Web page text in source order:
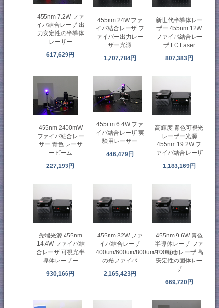
455nm 7.2W ファ
イバ結合レーザ 出
力安定性の半導体
レーザー
617,629円
455nm 24W ファ
イバ結合レーザ フ
ァイバー出力レー
ザー光源
1,707,784円
新世代半導体レー
ザー 455nm 12W
ファイバ結合レー
ザ FC Laser
807,383円
455nm 2400mW
ファイバ結合レー
ザー 青色 レーザ
ービーム
227,193円
455nm 6.4W ファ
イバ結合レーザ 実
験用レーザー
446,479円
高輝度 青色可視光
レーザー光源
455nm 19.2W フ
ァイバ結合レーザ
1,183,169円
先端光源 455nm
14.4W ファイバ結
合レーザ 可視光半
導体レーザー
930,166円
455nm 32W ファ
イバ結合レーザ
400um/600um/800um/1000um
の光ファイバ
2,165,423円
455nm 9.6W 青色
半導体レーザ ファ
イバ結合レーザ 高
安定性の固体レー
ザ
669,720円